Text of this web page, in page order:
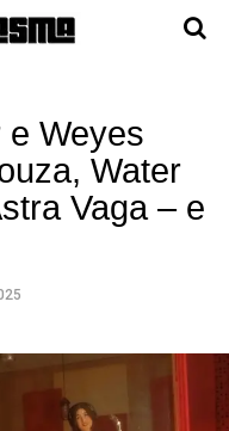
e Weyes
Water
Vaga – e